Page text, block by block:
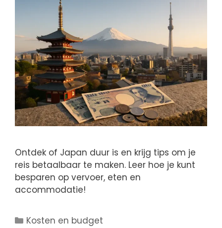
Ontdek of Japan duur is en krijg tips om je
reis betaalbaar te maken. Leer hoe je kunt
besparen op vervoer, eten en
accommodatie!
Kosten en budget